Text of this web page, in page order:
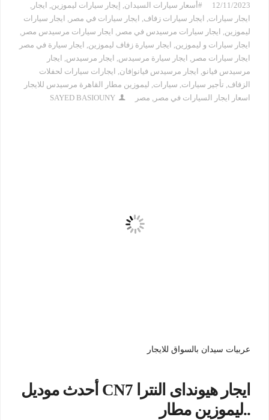
12/11/2023 #أسعار سيارات السيدان, إيجار سيارات ليموزين, ايجار ,
ايجار سيارات, ايجار سيارات زفاف, ايجار سيارات في مصر , ايجار سيارات
ليموزين, ايجار سيارات مرسيدس في مصر , ايجار سيارات مرسيدس مصر ,
ايجار سيارات و ليموزين, ايجار سيارة زفاف ليموزين, ايجار سيارة في مصر
ايجار سيارات مصر , ايجار سيارة مرسيدس, ايجار مرسيدس, ايجار
مرسيدس فيانو, ايجار مرسيدس فيانو|فان, ايجارات سيارات لحفلات
الزفاف, تأجير سيارات, سيارات, ليموزين مطار القاهرة مرسيدس للايجار
اسعار ايجار السيارات في مصر , مصر SAYED BASIOUNY
عربيات سيدان بالسواق للايجار
ايجار هيونداى النترا CN7 أحدث موديل
..ليموزين مطار